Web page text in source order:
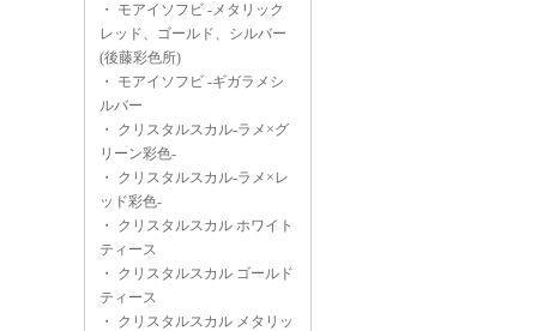
・ モアイソフビ -メタリック
レッド、ゴールド、シルバー
(後藤彩色所)
・ モアイソフビ -ギガラメシ
ルバー
・ クリスタルスカル-ラメ×グ
リーン彩色-
・ クリスタルスカル-ラメ×レ
ッド彩色-
・ クリスタルスカル ホワイト
ティース
・ クリスタルスカル ゴールド
ティース
・ クリスタルスカル メタリッ